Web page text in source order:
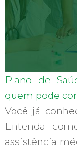
Plano de
quem pode
Você já
Entenda
assistência